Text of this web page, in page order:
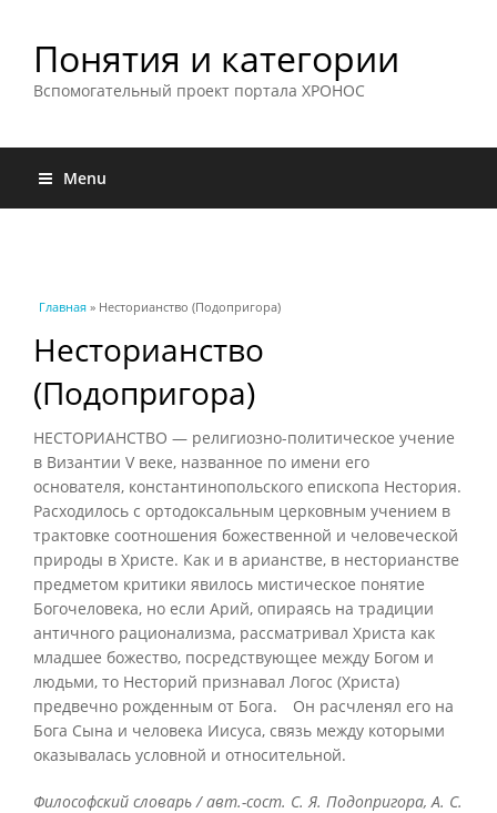
Понятия и категории
Вспомогательный проект портала ХРОНОС
Menu
Вы здесь
Главная » Несторианство (Подопригора)
Несторианство
(Подопригора)
НЕСТОРИАНСТВО — религиозно-политическое учение
в Византии V веке, названное по имени его
основателя, константинопольского епископа Нестория.
Расходилось с ортодоксальным церковным учением в
трактовке соотношения божественной и человеческой
природы в Христе. Как и в арианстве, в несторианстве
предметом критики явилось мистическое понятие
Богочеловека, но если Арий, опираясь на традиции
античного рационализма, рассматривал Христа как
младшее божество, посредствующее между Богом и
людьми, то Несторий признавал Логос (Христа)
предвечно рожденным от Бога. Он расчленял его на
Бога Сына и человека Иисуса, связь между которыми
оказывалась условной и относительной.
Философский словарь / авт.-сост. С. Я. Подопригора, А. С.